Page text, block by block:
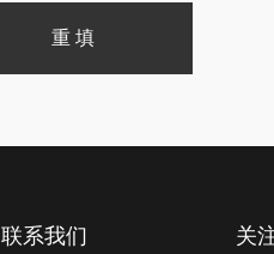
联系我们 关